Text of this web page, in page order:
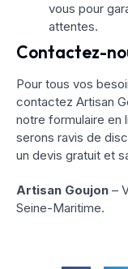
vous pour
attentes.
Contactez-
Pour tous vos
contactez Artisan
notre formulaire en
serons ravis de
un devis gratuit et
Artisan Goujon –
Seine-Maritime.